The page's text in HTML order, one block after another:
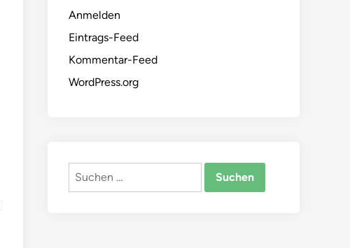
Anmelden
Eintrags-Feed
Kommentar-Feed
WordPress.org
Suchen